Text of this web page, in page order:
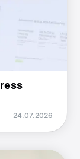
24.07.2026